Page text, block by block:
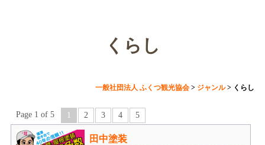
くらし
一般社団法人 ふくつ観光協会 > ジャンル> くらし
Page 1 of 5 1 2 3 4 5
田中塗装